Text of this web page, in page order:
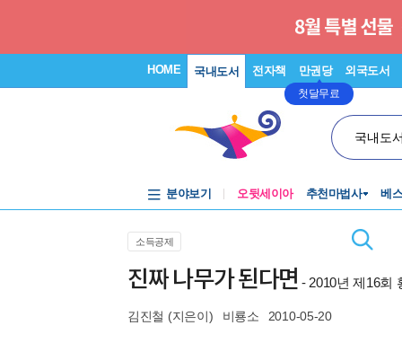
HOME 국내도서 전자책 만권당
첫달무료
외국도서
국내도
분야보기 오뒷세이아 추천마법사 베
소득공제
진짜 나무가 된다면 - 2010년 제16회
김진철 (지은이) 비룡소 2010-05-20